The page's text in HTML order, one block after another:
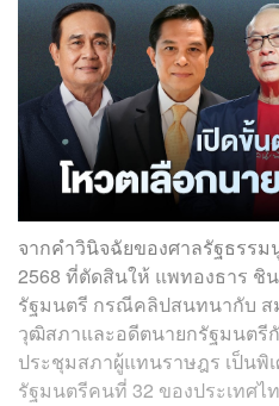
จากคำวินิจฉัยของศาลรัฐธรร
2568 ที่ตัดสินให้ แพทองธาร ชิ
รัฐมนตรี กรณีคลิปสนทนากับ ส
วุฒิสภาและอดีตนายกรัฐมนตรี
ประชุมสภาผู้แทนราษฎร เป็นพิ
รัฐมนตรีคนที่ 32 ของประเทศไ